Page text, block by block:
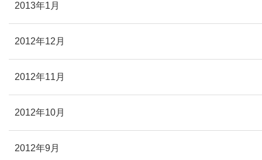
2013年1月
2012年12月
2012年11月
2012年10月
2012年9月